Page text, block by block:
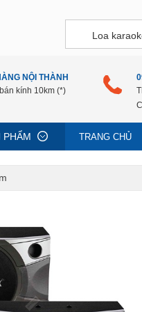
NỘI THÀNH
kính 10km (*)
PHẨM TRANG CHỦ